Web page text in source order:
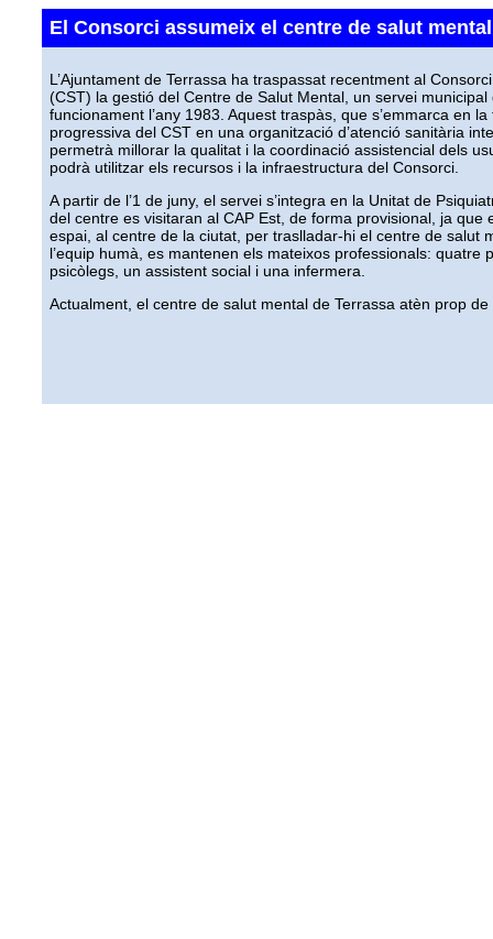
El Consorci assumeix el centre de salut
L’Ajuntament de Terrassa ha traspassat recentment al
(CST) la gestió del Centre de Salut Mental, un servei
funcionament l’any 1983. Aquest traspàs, que s’emmarca en
progressiva del CST en una organització d’atenció sanitària
permetrà millorar la qualitat i la coordinació assistencial dels
podrà utilitzar els recursos i la infraestructura del Consorci.
A partir de l’1 de juny, el servei s’integra en la Unitat de
del centre es visitaran al CAP Est, de forma provisional, ja que
espai, al centre de la ciutat, per traslladar-hi el centre de salut
l’equip humà, es mantenen els mateixos professionals: quatre
psicòlegs, un assistent social i una infermera.
Actualment, el centre de salut mental de Terrassa atèn prop